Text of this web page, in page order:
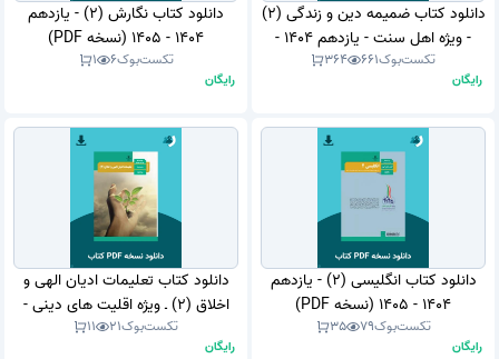
دانلود کتاب ضمیمه دین و زندگی (2)
- ویژه اهل سنت - یازدهم 1404 -
1405 (نسخه PDF)
تکست‌بوک661
364
رایگان
دانلود کتاب نگارش (2) - یازدهم
1404 - 1405 (نسخه PDF)
تکست‌بوک6
1
رایگان
دانلود کتاب انگلیسی (2) - یازدهم
1404 - 1405 (نسخه PDF)
تکست‌بوک79
35
رایگان
دانلود کتاب تعلیمات ادیان الهی و
اخلاق (2) ـ ویژه اقلیت های دینی -
تکست‌بوک21
11
رایگان